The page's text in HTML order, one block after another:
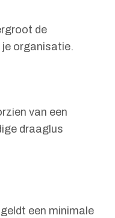
de
organisatie.
van een
draaglus
een minimale